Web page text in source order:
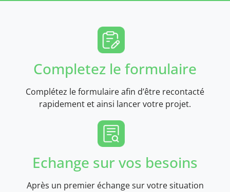
Completez le formulaire
Complétez le formulaire afin d’être recontacté
rapidement et ainsi lancer votre projet.
Echange sur vos besoins
Après un premier échange sur votre situation